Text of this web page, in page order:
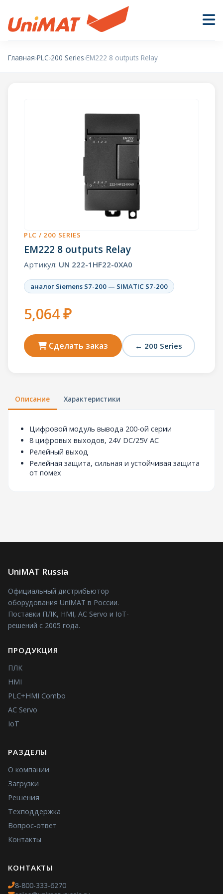
Главная›PLC›200 Series›EM222 8 outputs Relay
PLC / 200 SERIES
EM222 8 outputs Relay
Артикул: UN 222-1HF22-0XA0
аналог Siemens S7-200 — SIMATIC S7-200
5,064 ₽
Сделать заказ ← 200 Series
Описание Характеристики
Цифровой модуль вывода 200-ой серии
8 цифровых выходов, 24V DC/25V AC
Релейный выход
Релейная защита, сильная и устойчивая защита
от помех
UniMAT Russia
Официальный дистрибьютор
оборудования UniMAT в России.
Поставки ПЛК, HMI, AC Servo и IoT-
решений с 2005 года.
ПРОДУКЦИЯ
ПЛК
HMI
PLC+HMI Combo
AC Servo
IoT
РАЗДЕЛЫ
О компании
Загрузки
Решения
Техподдержка
Вопрос-ответ
Контакты
КОНТАКТЫ
8-800-333-6270